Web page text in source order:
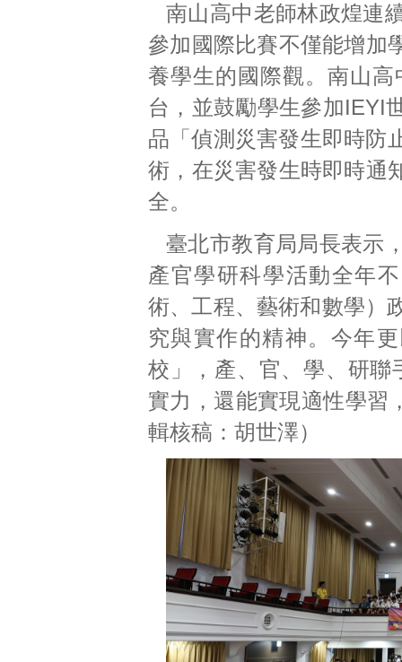
南山高中老師林政煌連
參加國際比賽不僅能增加
養學生的國際觀。南山
台，並鼓勵學生參加IEYI
品「偵測災害發生即時防
術，在災害發生時即時通
全。
臺北市教育局局長表示
產官學研科學活動全年
術、工程、藝術和數學）
究與實作的精神。今年
校」，產、官、學、研聯
實力，還能實現適性學習
輯核稿：胡世澤）